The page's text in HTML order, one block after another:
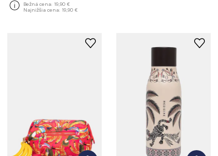
Bežná cena: 19,90 €
Najnižšia cena: 19,90 €